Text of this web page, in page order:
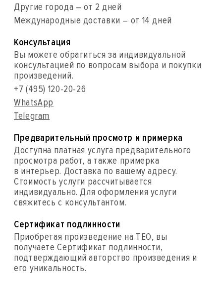
Другие города – от 2 дней
Международные доставки – от 14 дней
Консультация
Вы можете обратиться за индивидуальной
консультацией по вопросам выбора и покупки
произведений.
+7 (495) 120-20-26
WhatsApp
Telegram
Предварительный просмотр и примерка
Доступна платная услуга предварительного
просмотра работ, а также примерка
в интерьер. Доставка по вашему адресу.
Стоимость услуги рассчитывается
индивидуально. Для оформления услуги
свяжитесь с консультантом.
Сертификат подлинности
Приобретая произведение на ТЕО, вы
получаете Сертификат подлинности,
подтверждающий авторство произведения и
его уникальность.